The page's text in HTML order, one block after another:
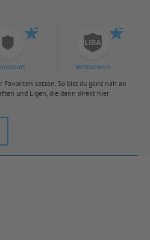
Wettbewerb
setzen. So bist du ganz nah an
und Ligen, die dann direkt hier